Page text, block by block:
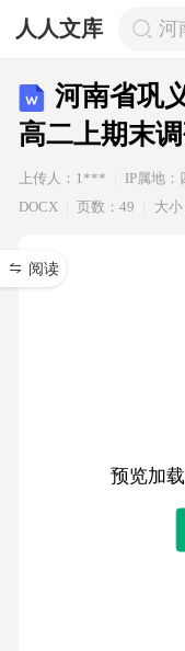
人人文库 河
河南省巩
高二上期末
上传人：1*** IP属地：
DOCX
页数：49 大
阅读
预览加